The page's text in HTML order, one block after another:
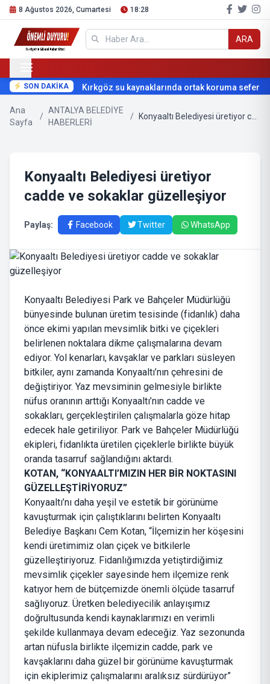
8 Ağustos 2026, Cumartesi 18:28
ARA
SON DAKİKAKırkgöz su kaynaklarında ortak koruma
Ana
Sayfa
/
ANTALYA BELEDİYE
HABERLERİ
/ Konyaaltı Belediyesi üretiyor cadde ve sokaklar güzelleşiyor
Konyaaltı Belediyesi üretiyor
cadde ve sokaklar güzelleşiyor
Paylaş: Facebook Twitter WhatsApp
Konyaaltı Belediyesi Park ve Bahçeler Müdürlüğü
bünyesinde bulunan üretim tesisinde (fidanlık) daha
önce ekimi yapılan mevsimlik bitki ve çiçekleri
belirlenen noktalara dikme çalışmalarına devam
ediyor. Yol kenarları, kavşaklar ve parkları süsleyen
bitkiler, aynı zamanda Konyaaltı’nın çehresini de
değiştiriyor. Yaz mevsiminin gelmesiyle birlikte
nüfus oranının arttığı Konyaaltı’nın cadde ve
sokakları, gerçekleştirilen çalışmalarla göze hitap
edecek hale getiriliyor. Park ve Bahçeler Müdürlüğü
ekipleri, fidanlıkta üretilen çiçeklerle birlikte büyük
oranda tasarruf sağlandığını aktardı.
KOTAN, “KONYAALTI’MIZIN HER BİR NOKTASINI
GÜZELLEŞTİRİYORUZ”
Konyaaltı’nı daha yeşil ve estetik bir görünüme
kavuşturmak için çalıştıklarını belirten Konyaaltı
Belediye Başkanı Cem Kotan, “İlçemizin her köşesini
kendi üretimimiz olan çiçek ve bitkilerle
güzelleştiriyoruz. Fidanlığımızda yetiştirdiğimiz
mevsimlik çiçekler sayesinde hem ilçemize renk
katıyor hem de bütçemizde önemli ölçüde tasarruf
sağlıyoruz. Üretken belediyecilik anlayışımız
doğrultusunda kendi kaynaklarımızı en verimli
şekilde kullanmaya devam edeceğiz. Yaz sezonunda
artan nüfusla birlikte ilçemizin cadde, park ve
kavşaklarını daha güzel bir görünüme kavuşturmak
için ekiplerimiz çalışmalarını aralıksız sürdürüyor”